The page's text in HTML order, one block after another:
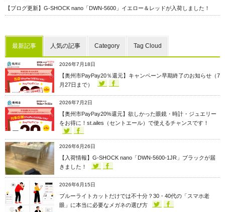
【ブログ更新】G-SHOCK nano「DWN-5600」イエロー＆レッドが入荷しました！
最新記事 人気の記事 Category Tag Cloud
2026年7月18日
【奥州市PayPay20％還元】キャンペーン早期終了のお知らせ（7
月27日まで）
2026年7月2日
【奥州市PayPay20%還元】欲しかった眼鏡・時計・ジュエリー
をお得に！st.ailes（セントエール）で使えるチャンスです！
2026年6月26日
【入荷情報】G-SHOCK nano「DWN-5600-1JR」ブラックが届
きました！
2026年6月15日
ブルーライトカットだけでは不十分？30・40代の「スマホ老
眼」に本当に必要なメガネの選び方